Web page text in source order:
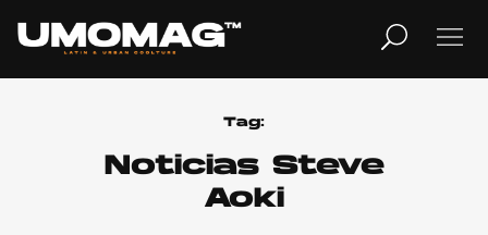
TV
Tag:
Noticias Steve
Aoki